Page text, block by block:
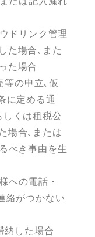
ドリンク管理
た場合､また
た場合
等の申立､仮
に定める通
くは租税公
場合､または
べき事由を生
への電話・
絡がつかない
納した場合